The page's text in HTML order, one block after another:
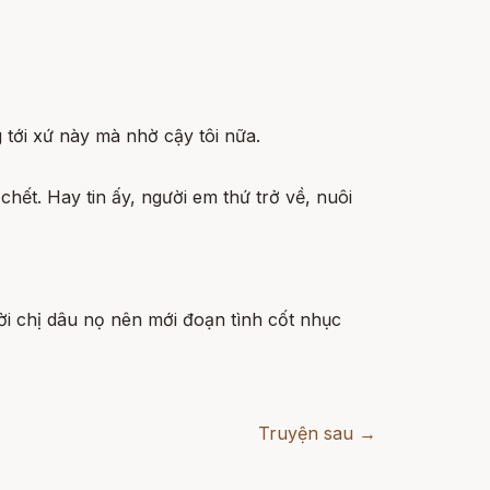
xứ này mà nhờ cậy tôi nữa.
Hay tin ấy, người em thứ trở về, nuôi
chị dâu nọ nên mới đoạn tình cốt nhục
Truyện sau →